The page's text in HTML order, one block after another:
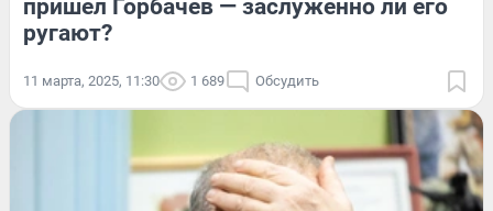
пришел Горбачев — заслуженно ли его
ругают?
11 марта, 2025, 11:30 1 689 Обсудить